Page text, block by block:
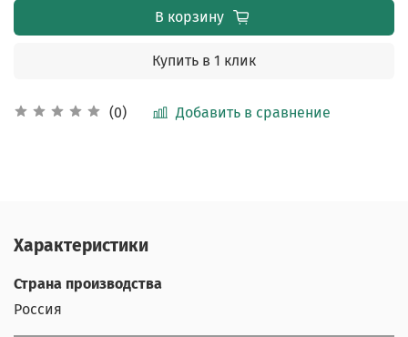
(0) Добавить в сравнение
В корзину
Купить в 1 клик
Характеристики
Страна производства
Россия